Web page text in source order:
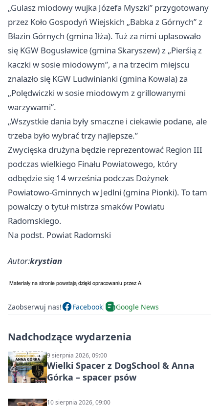
„Gulasz miodowy wujka Józefa Myszki” przygotowany
przez Koło Gospodyń Wiejskich „Babka z Górnych” z
Błazin Górnych (gmina Iłża). Tuż za nimi uplasowało
się KGW Bogusławice (gmina Skaryszew) z „Pierśią z
kaczki w sosie miodowym”, a na trzecim miejscu
znalazło się KGW Ludwinianki (gmina Kowala) za
„Polędwiczki w sosie miodowym z grillowanymi
warzywami”.
„Wszystkie dania były smaczne i ciekawie podane, ale
trzeba było wybrać trzy najlepsze.”
Zwycięska drużyna będzie reprezentować Region III
podczas wielkiego Finału Powiatowego, który
odbędzie się 14 września podczas Dożynek
Powiatowo-Gminnych w Jedlni (gmina Pionki). To tam
powalczy o tytuł mistrza smaków Powiatu
Radomskiego.
Na podst. Powiat Radomski
Autor:krystian
Zaobserwuj nas! Facebook Google News
Nadchodzące wydarzenia
9 sierpnia 2026, 09:00
Wielki Spacer z DogSchool & Anna
Górka – spacer psów
10 sierpnia 2026, 09:00